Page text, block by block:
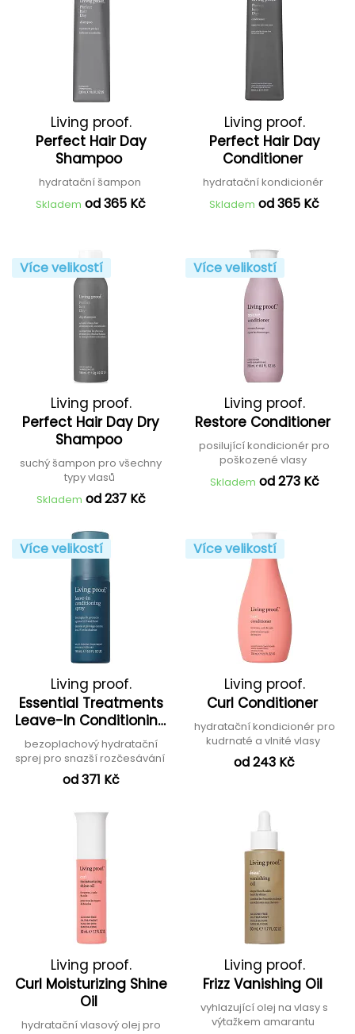
Living proof.
Perfect Hair Day
Shampoo
hydratační šampon
Skladem od 365 Kč
Living proof.
Perfect Hair Day
Conditioner
hydratační kondicionér
Skladem od 365 Kč
Více velikostí
Living proof.
Perfect Hair Day Dry
Shampoo
suchý šampon pro všechny
typy vlasů
Skladem od 237 Kč
Více velikostí
Living proof.
Restore Conditioner
posilující kondicionér pro
poškozené vlasy
Skladem od 273 Kč
Více velikostí
Living proof.
Essential Treatments
Leave-In Conditioning
Spray
bezoplachový hydratační
sprej pro snazší rozčesávání
od 371 Kč
Více velikostí
Living proof.
Curl Conditioner
hydratační kondicionér pro
kudrnaté a vlnité vlasy
od 243 Kč
Living proof.
Curl Moisturizing Shine
Oil
hydratační vlasový olej pro
Living proof.
Frizz Vanishing Oil
vyhlazující olej na vlasy s
výtažkem amarantu